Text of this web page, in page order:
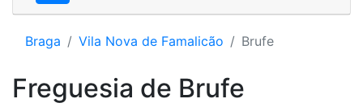
Braga Vila Nova de Famalicão Brufe
Freguesia de Brufe